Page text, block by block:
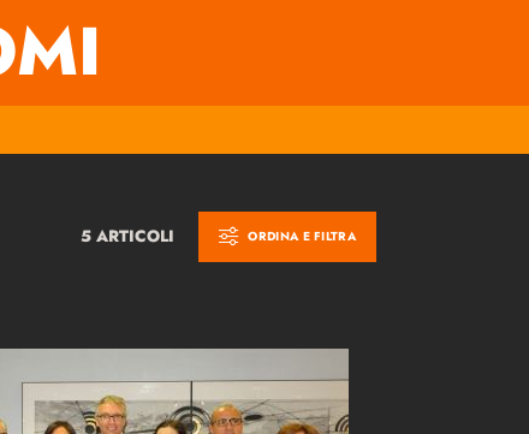
5 ARTICOLI ORDINA E FILTRA